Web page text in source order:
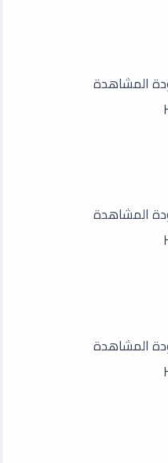
المشاهدة
المشاهدة
المشاهدة